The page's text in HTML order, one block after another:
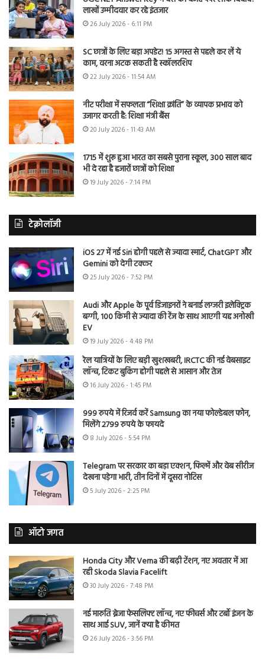
लाखों उम्मीदवार कर रहे इंतजार
26 July 2026 - 6:11 PM
SC छात्रों के लिए बड़ा अपडेट! 15 अगस्त से पहले कर लें ये
काम, वरना अटक सकती है स्कॉलरशिप
22 July 2026 - 11:54 AM
नीट परीक्षा में सफलता “शिक्षा क्रांति” के व्यापक प्रभाव को
उजागर करती है: शिक्षा मंत्री बैंस
20 July 2026 - 11:43 AM
1715 में शुरू हुआ भारत का सबसे पुराना स्कूल, 300 साल बाद
भी दे रहा है हजारों छात्रों को शिक्षा
19 July 2026 - 7:14 PM
टेक्नोलॉजी
iOS 27 में नई Siri होगी पहले से ज्यादा स्मार्ट, ChatGPT और
Gemini को देगी टक्कर
25 July 2026 - 7:52 PM
Audi और Apple के पूर्व डिजाइनरों ने बनाई लग्जरी इलेक्ट्रिक
बग्गी, 100 किमी से ज्यादा की रेंज के साथ आएगी यह अनोखी
EV
19 July 2026 - 4:48 PM
रेल यात्रियों के लिए बड़ी खुशखबरी, IRCTC की नई वेबसाइट
लॉन्च, टिकट बुकिंग होगी पहले से आसान और तेज
16 July 2026 - 1:45 PM
999 रुपये में रिजर्व करें Samsung का नया फोल्डेबल फोन,
मिलेंगे 2799 रुपये के फायदे
8 July 2026 - 5:54 PM
Telegram पर सरकार का बड़ा एक्शन, फिल्में और वेब सीरीज
देखना पड़ेगा भारी, तीन दिनों में दूसरा नोटिस
5 July 2026 - 2:25 PM
ऑटो जगत
Honda City और Verna की बढ़ी टेंशन, नए अवतार में आ
रही Skoda Slavia Facelift
30 July 2026 - 7:48 PM
नई मारुति ब्रेजा फेसलिफ्ट लॉन्च, नए फीचर्स और टर्बो इंजन के
साथ आई SUV, जानें क्या है कीमत
26 July 2026 - 3:56 PM